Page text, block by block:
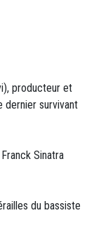
producteur et
dernier survivant
Sinatra
du bassiste